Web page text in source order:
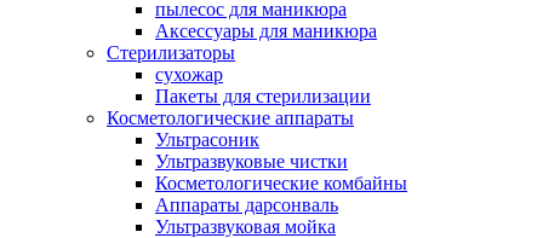
пылесос для маникюра
Аксессуары для маникюра
Стерилизаторы
сухожар
Пакеты для стерилизации
Косметологические аппараты
Ультрасоник
Ультразвуковые чистки
Косметологические комбайны
Аппараты дарсонваль
Ультразвуковая мойка